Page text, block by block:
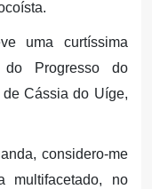
uma curtíssima
Progresso do
Cássia do Uíge,
considero-me
multifacetado, no